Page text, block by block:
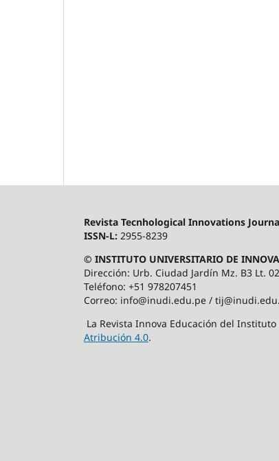
Revista Tecnhological Innovations
ISSN-L: 2955-8239
© INSTITUTO UNIVERSITARIO DE
Dirección: Urb. Ciudad Jardín Mz. B3 Lt.
Teléfono: +51 978207451
Correo: info@inudi.edu.pe /
La Revista Innova Educación del
Atribución 4.0.